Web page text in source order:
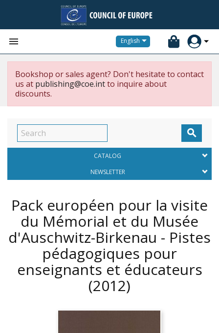
 English
Bookshop or sales agent? Don't hesitate to contact
us at publishing@coe.intto inquire about
discounts.

CATALOG
NEWSLETTER
Pack européen pour la visite
du Mémorial et du Musée
d'Auschwitz-Birkenau - Pistes
pédagogiques pour
enseignants et éducateurs
(2012)